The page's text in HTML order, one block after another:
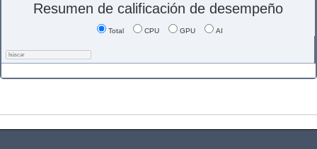
Resumen de calificación de desempeño
Total CPU GPU AI